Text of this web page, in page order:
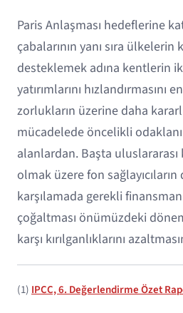
Paris Anlaşması hedeflerine
çabalarının yanı sıra
desteklemek adına kentlerin
yatırımlarını
zorlukların üzerine daha
mücadelede öncelikli
alanlardan. Başta uluslararası
olmak üzere fon sağlayıcıların
karşılamada gerekli
çoğaltması önümüzdeki
karşı kırılganlıklarını
(1) IPCC, 6. Değerlendirme Özet